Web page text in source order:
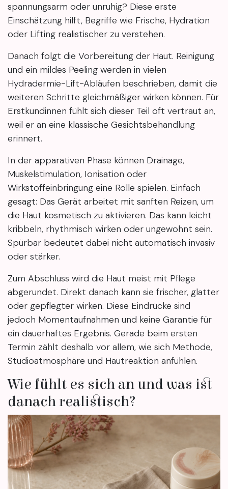
spannungsarm oder unruhig? Diese erste
Einschätzung hilft, Begriffe wie Frische, Hydration
oder Lifting realistischer zu verstehen.
Danach folgt die Vorbereitung der Haut. Reinigung
und ein mildes Peeling werden in vielen
Hydradermie-Lift-Abläufen beschrieben, damit die
weiteren Schritte gleichmäßiger wirken können. Für
Erstkundinnen fühlt sich dieser Teil oft vertraut an,
weil er an eine klassische Gesichtsbehandlung
erinnert.
In der apparativen Phase können Drainage,
Muskelstimulation, Ionisation oder
Wirkstoffeinbringung eine Rolle spielen. Einfach
gesagt: Das Gerät arbeitet mit sanften Reizen, um
die Haut kosmetisch zu aktivieren. Das kann leicht
kribbeln, rhythmisch wirken oder ungewohnt sein.
Spürbar bedeutet dabei nicht automatisch invasiv
oder stärker.
Zum Abschluss wird die Haut meist mit Pflege
abgerundet. Direkt danach kann sie frischer, glatter
oder gepflegter wirken. Diese Eindrücke sind
jedoch Momentaufnahmen und keine Garantie für
ein dauerhaftes Ergebnis. Gerade beim ersten
Termin zählt deshalb vor allem, wie sich Methode,
Studioatmosphäre und Hautreaktion anfühlen.
Wie fühlt es sich an und was ist
danach realistisch?